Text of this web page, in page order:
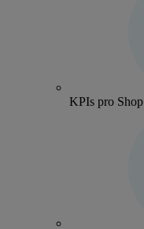
KPIs pro Shop